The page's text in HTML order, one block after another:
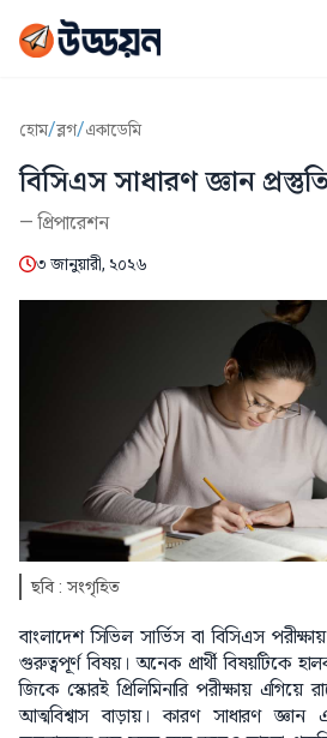
হোম/ব্লগ/একাডেমি
বিসিএস সাধারণ জ্ঞান
—প্রিপারেশন
৩ জানুয়ারী, ২০২৬
ছবি : সংগৃহিত
বাংলাদেশ সিভিল সার্ভিস বা বিসিএস
গুরুত্বপূর্ণ বিষয়। অনেক প্রার্থী বিষয়টিকে
জিকে স্কোরই প্রিলিমিনারি পরীক্ষায় এগিয়ে
আত্মবিশ্বাস বাড়ায়। কারণ সাধারণ